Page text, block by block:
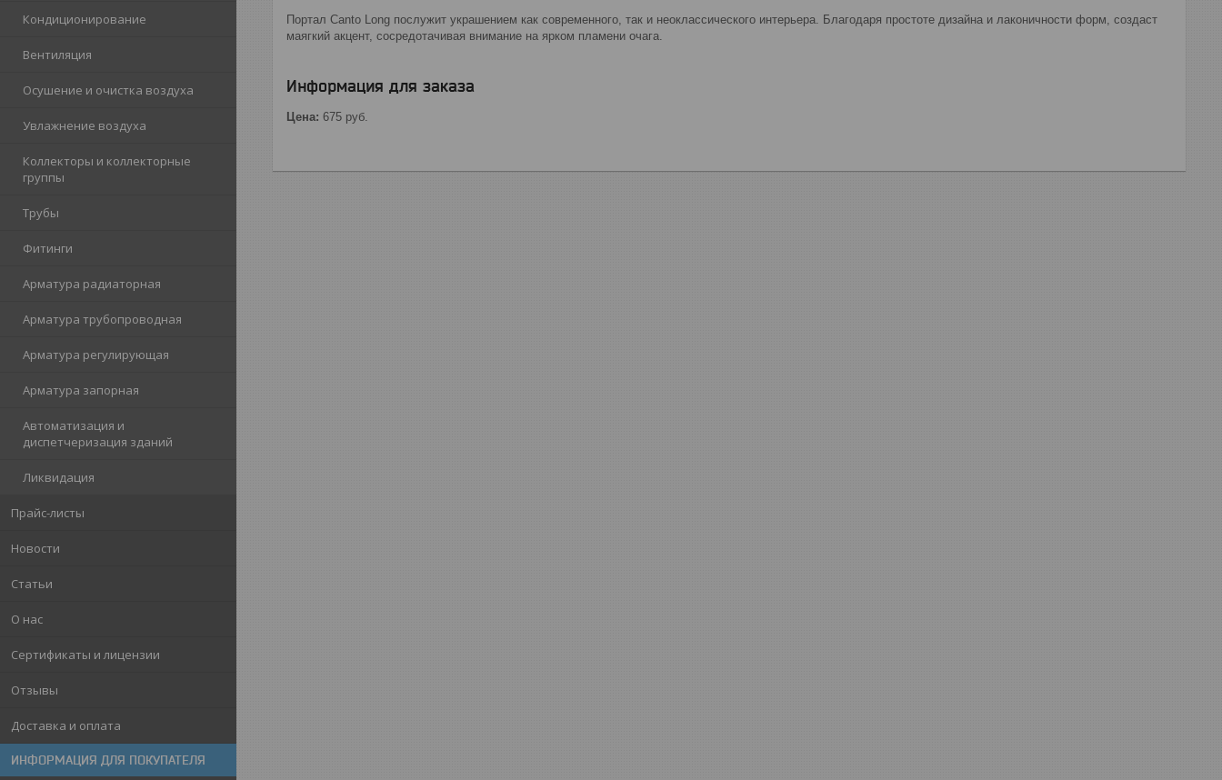
Кондиционирование
Вентиляция
Осушение и очистка воздуха
Увлажнение воздуха
Коллекторы и коллекторные
группы
Трубы
Фитинги
Арматура радиаторная
Арматура трубопроводная
Арматура регулирующая
Арматура запорная
Автоматизация и
диспетчеризация зданий
Ликвидация
Прайс-листы
Новости
Статьи
О нас
Сертификаты и лицензии
Отзывы
Доставка и оплата
ИНФОРМАЦИЯ ДЛЯ ПОКУПАТЕЛЯ
Портал Canto Long послужит украшением как современного, так и неоклассического интерьера. Благодаря простоте дизайна и лаконичности форм, создаст
маягкий акцент, сосредотачивая внимание на ярком пламени очага.
Информация для заказа
Цена: 675 руб.